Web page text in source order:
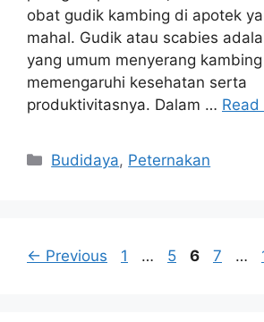
obat gudik kambing di apotek
mahal. Gudik atau scabies
yang umum menyerang
memengaruhi kesehatan serta
produktivitasnya. Dalam … Read
Categories
Budidaya, Peternakan
← Previous Page
1 … Page
5 Page
6 Page
7 …